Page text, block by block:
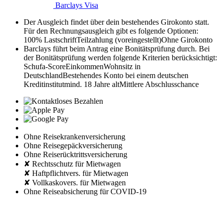
Barclays Visa
Der Ausgleich findet über dein bestehendes Girokonto statt.
Für den Rechnungsausgleich gibt es folgende Optionen:
100% LastschriftTeilzahlung (voreingestellt)Ohne Girokonto
Barclays führt beim Antrag eine Bonitätsprüfung durch. Bei
der Bonitätsprüfung werden folgende Kriterien berücksichtigt:
Schufa-ScoreEinkommenWohnsitz in
DeutschlandBestehendes Konto bei einem deutschen
Kreditinstitutmind. 18 Jahre altMittlere Abschlusschance
Ohne Reisekrankenversicherung
Ohne Reisegepäckversicherung
Ohne Reiserücktrittsversicherung
✘ Rechtsschutz für Mietwagen
✘ Haftpflichtvers. für Mietwagen
✘ Vollkaskovers. für Mietwagen
Ohne Reiseabsicherung für COVID-19